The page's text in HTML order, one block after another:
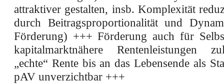
attraktiver gestalten, insb. Komplexität
durch Beitragsproportionalität und
Förderung) +++ Förderung auch für
kapitalmarktnähere Rentenleistungen
„echte“ Rente bis an das Lebensende als
pAV unverzichtbar +++